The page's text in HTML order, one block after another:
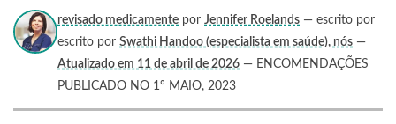
revisado medicamente por Jennifer Roelands — escrito por
escrito por Swathi Handoo (especialista em saúde), nós —
Atualizado em 11 de abril de 2026 — ENCOMENDAÇÕES
PUBLICADO NO 1º MAIO, 2023